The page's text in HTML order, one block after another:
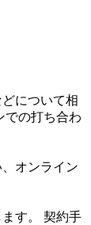
について相
での打ち合わ
オンライン
す。 契約手